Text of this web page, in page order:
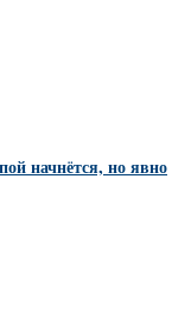
начнётся, но явно